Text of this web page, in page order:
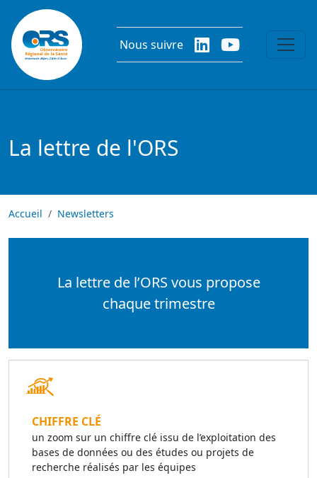
Aller au contenu principal
Nous suivre
La lettre de l'ORS
Accueil Newsletters
La lettre de l’ORS vous propose
chaque trimestre
CHIFFRE CLÉ
un zoom sur un chiffre clé issu de l’exploitation des
bases de données ou des études ou projets de
recherche réalisés par les équipes